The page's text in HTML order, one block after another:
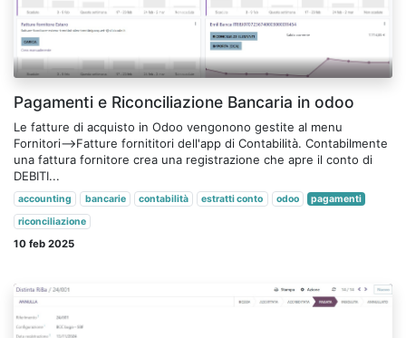
Pagamenti e Riconciliazione Bancaria in odoo
Le fatture di acquisto in Odoo vengonono gestite al menu
Fornitori-->Fatture fornititori dell'app di Contabilità. Contabilmente
una fattura fornitore crea una registrazione che apre il conto di
DEBITI...
accounting bancarie contabilità estratti conto odoo
pagamenti
riconciliazione
10 feb 2025